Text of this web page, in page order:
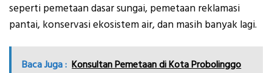
seperti pemetaan dasar sungai, pemetaan reklamasi
pantai, konservasi ekosistem air, dan masih banyak lagi.
Baca Juga : Konsultan Pemetaan di Kota Probolinggo